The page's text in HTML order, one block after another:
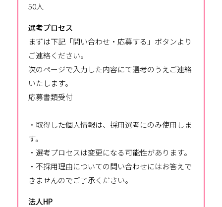
50人
選考プロセス
まずは下記「問い合わせ・応募する」ボタンより
ご連絡ください。
次のページで入力した内容にて選考のうえご連絡
いたします。
応募書類受付
・取得した個人情報は、採用選考にのみ使用しま
す。
・選考プロセスは変更になる可能性があります。
・不採用理由についての問い合わせにはお答えで
きませんのでご了承ください。
法人HP